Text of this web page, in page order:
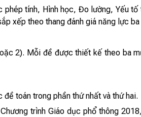
tính, Hình học, Đo lường, Yếu
xếp theo thang đánh giá năng lực
2). Mỗi đề được thiết kế theo ba
toán trong phần thứ nhất và thứ hai.
trình Giáo dục phổ thông